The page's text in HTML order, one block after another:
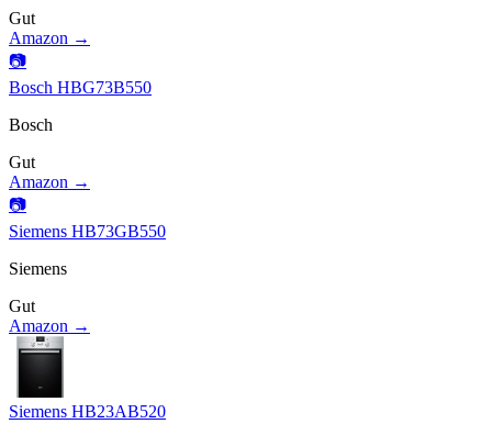
Gut
Amazon →
📷
Bosch HBG73B550
Bosch
Gut
Amazon →
📷
Siemens HB73GB550
Siemens
Gut
Amazon →
Siemens HB23AB520